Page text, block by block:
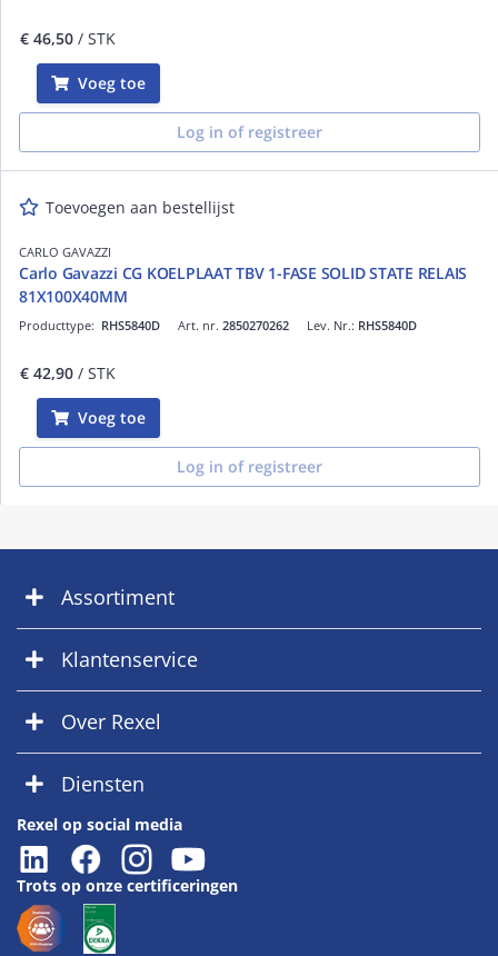
€ 46,50 / STK
Voeg toe
Log in of registreer
Toevoegen aan bestellijst
CARLO GAVAZZI
Carlo Gavazzi CG KOELPLAAT TBV 1-FASE SOLID STATE RELAIS
81X100X40MM
Art. nr. 2850270262
Producttype: RHS5840D Lev. Nr.: RHS5840D
€ 42,90 / STK
Voeg toe
Log in of registreer
Assortiment
Klantenservice
Over Rexel
Diensten
Rexel op social media
Trots op onze certificeringen